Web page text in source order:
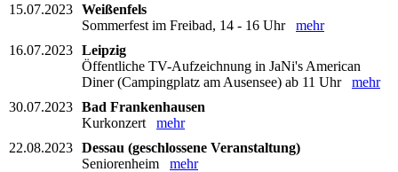
15.07.2023 Weißenfels
Sommerfest im Freibad, 14 - 16 Uhr mehr
16.07.2023 Leipzig
Öffentliche TV-Aufzeichnung in JaNi's American
Diner (Campingplatz am Ausensee) ab 11 Uhr mehr
30.07.2023 Bad Frankenhausen
Kurkonzert mehr
22.08.2023 Dessau (geschlossene Veranstaltung)
Seniorenheim mehr